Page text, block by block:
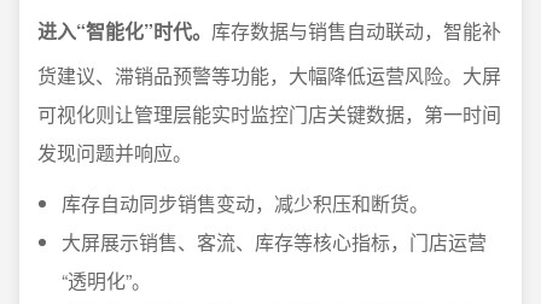
进入“智能化”时代。 库存数据与销售自动联动，智能补
货建议、滞销品预警等功能，大幅降低运营风险。大屏
可视化则让管理层能实时监控门店关键数据，第一时间
发现问题并响应。
库存自动同步销售变动，减少积压和断货。
大屏展示销售、客流、库存等核心指标，门店运营
“透明化”。